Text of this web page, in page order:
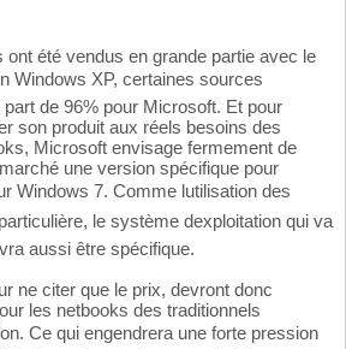
ont été vendus en grande partie avec le
Windows XP, certaines sources
de 96% pour Microsoft. Et pour
son produit aux réels besoins des
Microsoft envisage fermement de
une version spécifique pour
Windows 7. Comme lutilisation des
le système dexploitation qui va
aussi être spécifique.
ne citer que le prix, devront donc
les netbooks des traditionnels
Ce qui engendrera une forte pression